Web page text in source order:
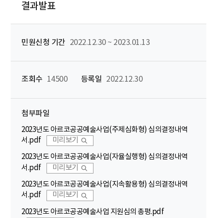
결과발표
민원신청 기간 2022.12.30 ~ 2023.01.13
조회수 14500 등록일 2022.12.30
첨부파일
2023년도 아르코공공예술사업(주제심화형) 심의결정내역
서.pdf
미리보기
2023년도 아르코공공예술사업(자율실행형) 심의결정내역
서.pdf
미리보기
2023년도 아르코공공예술사업(지속활용형) 심의결정내역
서.pdf
미리보기
2023년도 아르코공공예술사업 지원심의 총평.pdf